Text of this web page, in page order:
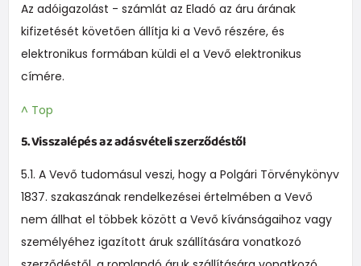
Az adóigazolást - számlát az Eladó az áru árának
kifizetését követően állítja ki a Vevő részére, és
elektronikus formában küldi el a Vevő elektronikus
címére.
^ Top
5. Visszalépés az adásvételi szerződéstől
5.1. A Vevő tudomásul veszi, hogy a Polgári Törvénykönyv
1837. szakaszának rendelkezései értelmében a Vevő
nem állhat el többek között a Vevő kívánságaihoz vagy
személyéhez igazított áruk szállítására vonatkozó